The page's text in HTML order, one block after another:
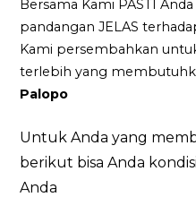
Bersama Kami PASTI
pandangan JELAS
Kami persembahkan
terlebih yang
Palopo
Untuk Anda yang
berikut bisa Anda
Anda